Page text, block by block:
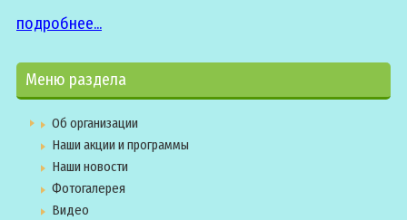
подробнее...
Меню раздела
Об организации
Наши акции и программы
Наши новости
Фотогалерея
Видео